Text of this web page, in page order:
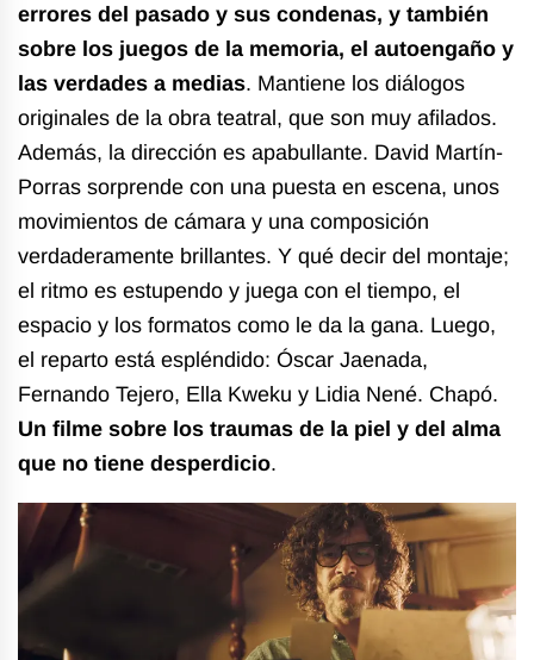
errores del pasado y sus condenas, y también
sobre los juegos de la memoria, el autoengaño y
las verdades a medias. Mantiene los diálogos
originales de la obra teatral, que son muy afilados.
Además, la dirección es apabullante. David Martín-
Porras sorprende con una puesta en escena, unos
movimientos de cámara y una composición
verdaderamente brillantes. Y qué decir del montaje;
el ritmo es estupendo y juega con el tiempo, el
espacio y los formatos como le da la gana. Luego,
el reparto está espléndido: Óscar Jaenada,
Fernando Tejero, Ella Kweku y Lidia Nené. Chapó.
Un filme sobre los traumas de la piel y del alma
que no tiene desperdicio.